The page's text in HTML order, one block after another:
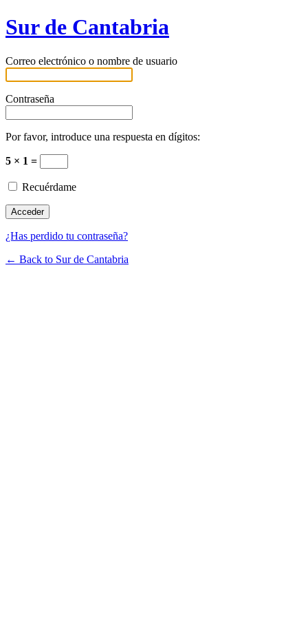
Sur de Cantabria
Correo electrónico o nombre de usuario
Contraseña
Por favor, introduce una respuesta en dígitos:
5 × 1 =
Recuérdame
¿Has perdido tu contraseña?
← Back to Sur de Cantabria